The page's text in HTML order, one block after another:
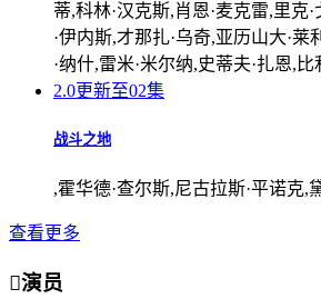
蒂,科林·汉克斯,肖恩·麦克雷,里克
·伊内斯,才那扎·乌奇,亚历山大·莱
·纳什,雷米·米尔纳,史蒂夫·扎恩,
2.0更新至02集
战斗之地
,霍华德·查尔斯,尼古拉斯·平诺克,
查看更多
演员